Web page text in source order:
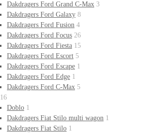
Dakdragers Ford Grand C-Max 3
Dakdragers Ford Galaxy 8
Dakdragers Ford Fusion 4
Dakdragers Ford Focus 26
Dakdragers Ford Fiesta 15
Dakdragers Ford Escort 5
Dakdragers Ford Escape 1
Dakdragers Ford Edge 1
Dakdragers Ford C-Max 5
16
Doblo 1
Dakdragers Fiat Stilo multi wagon 1
Dakdragers Fiat Stilo 1